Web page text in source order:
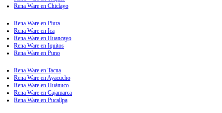
Rena Ware en Chiclayo
Rena Ware en Piura
Rena Ware en Ica
Rena Ware en Huancayo
Rena Ware en Iquitos
Rena Ware en Puno
Rena Ware en Tacna
Rena Ware en Ayacucho
Rena Ware en Huánuco
Rena Ware en Cajamarca
Rena Ware en Pucallpa